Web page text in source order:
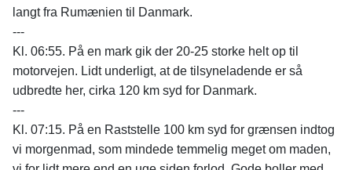
langt fra Rumænien til Danmark.
---
Kl. 06:55. På en mark gik der 20-25 storke helt op til
motorvejen. Lidt underligt, at de tilsyneladende er så
udbredte her, cirka 120 km syd for Danmark.
---
Kl. 07:15. På en Raststelle 100 km syd for grænsen indtog
vi morgenmad, som mindede temmelig meget om maden,